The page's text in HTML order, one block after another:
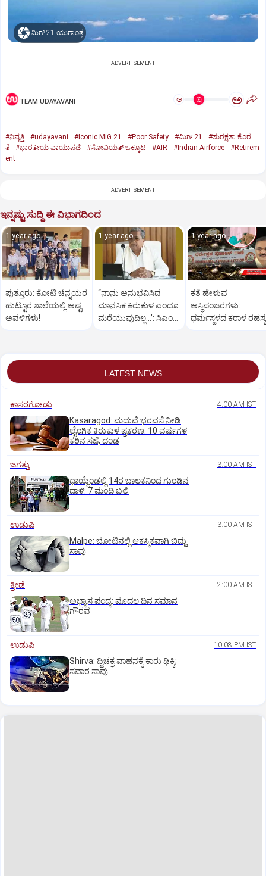
ಮಿಗ್‌ 21 ಯುಗಾಂತ್ಯ
ADVERTISEMENT
TEAM UDAYAVANI ಅ ಅ
#ನಿವೃತ್ತಿ #udayavani #Iconic MiG 21 #Poor Safety #ಮಿಗ್‌ 21
#ಸುರಕ್ಷತಾ ಕೊರ
ತೆ
#ಭಾರತೀಯ ವಾಯುಪಡೆ #ಸೋವಿಯತ್‌ ಒಕ್ಕೂಟ #AIR #Indian Airforce
#Retirem
ent
ADVERTISEMENT
ಇನ್ನಷ್ಟು ಸುದ್ದಿ ಈ ವಿಭಾಗದಿಂದ
1 year ago
ಪುತ್ತೂರು: ಕೋಟಿ ಚೆನ್ನಯರ
ಹುಟ್ಟೂರ ಶಾಲೆಯಲ್ಲಿ ಅಷ್ಟ
ಅವಳಿಗಳು!
1 year ago
“ನಾನು ಅನುಭವಿಸಿದ
ಮಾನಸಿಕ ಕಿರುಕುಳ ಎಂದೂ
ಮರೆಯುವುದಿಲ್ಲ…’: ಸಿಎಂ
1 year ago
ಕತೆ ಹೇಳುವ
ಅಸ್ಥಿಪಂಜರಗಳು:
ಧರ್ಮಸ್ಥಳದ‌ ಕರಾಳ ರಹಸ್ಯ
LATEST NEWS
ಕಾಸರಗೋಡು 4:00 AM IST
Kasaragod: ಮದುವೆ ಭರವಸೆ ನೀಡಿ
ಲೈಂಗಿಕ ಕಿರುಕುಳ ಪ್ರಕರಣ: 10 ವರ್ಷಗಳ
ಕಠಿನ ಸಜೆ, ದಂಡ
ಜಗತ್ತು 3:00 AM IST
ಥಾಯ್ಲೆಂಡಲ್ಲಿ 14ರ ಬಾಲಕನಿಂದ ಗುಂಡಿನ
ದಾಳಿ: 7 ಮಂದಿ ಬಲಿ
ಉಡುಪಿ 3:00 AM IST
Malpe: ಬೋಟಿನಲ್ಲಿ ಆಕಸ್ಮಿಕವಾಗಿ ಬಿದ್ದು
ಸಾವು
ಕ್ರೀಡೆ 2:00 AM IST
ಅಭ್ಯಾಸ ಪಂದ್ಯ: ಮೊದಲ ದಿನ ಸಮಾನ
ಗೌರವ
ಉಡುಪಿ 10:08 PM IST
Shirva: ದ್ವಿಚಕ್ರ ವಾಹನಕ್ಕೆ ಕಾರು ಢಿಕ್ಕಿ;
ಸವಾರ ಸಾವು